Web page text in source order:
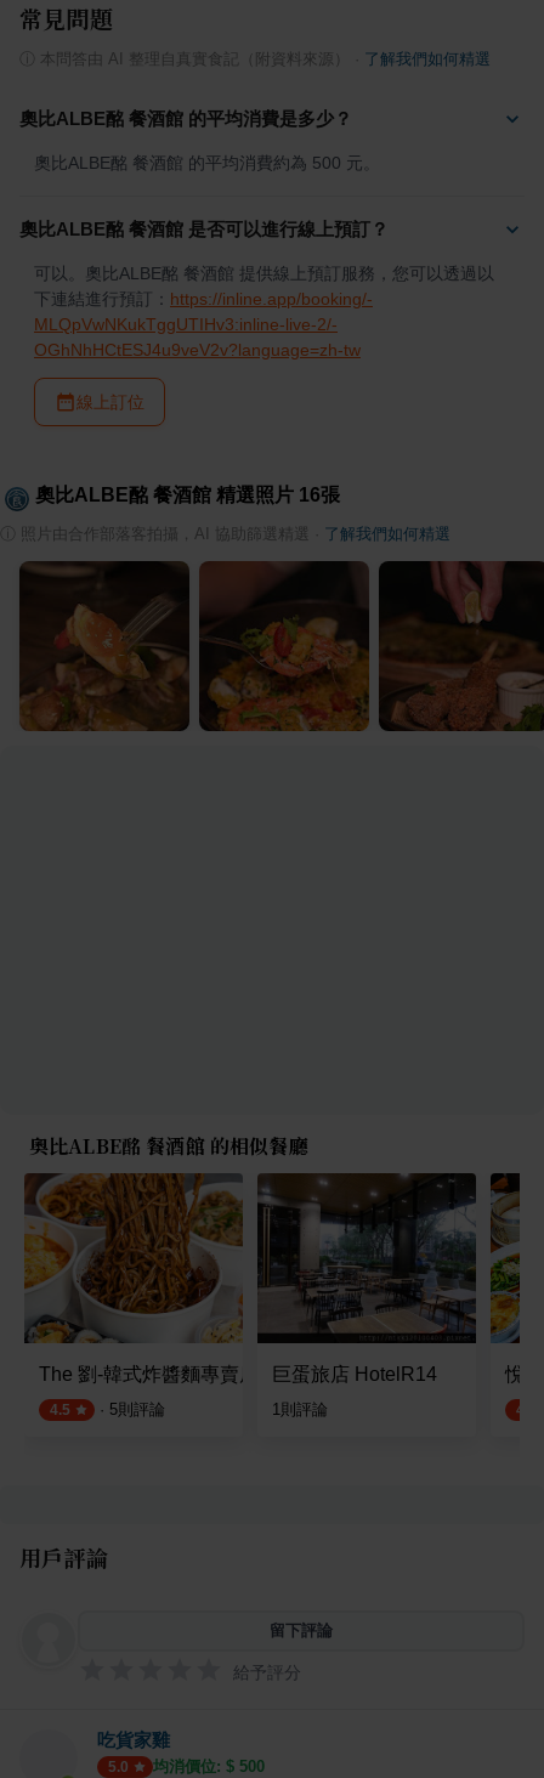
常見問題
本問答由 AI 整理自真實食記（附資料來源） 了解我們如何精選
奧比ALBE酩 餐酒館 的平均消費是多少？
奧比ALBE酩 餐酒館 的平均消費約為 500 元。
奧比ALBE酩 餐酒館 是否可以進行線上預訂？
可以。奧比ALBE酩 餐酒館 提供線上預訂服務，您可以透過以
下連結進行預訂： https://inline.app/booking/-
MLQpVwNKukTggUTIHv3:inline-live-2/-
OGhNhHCtESJ4u9veV2v?language=zh-tw
線上訂位
奧比ALBE酩 餐酒館 精選照片 16張
照片由合作部落客拍攝，AI 協助篩選精選 了解我們如何精選
奧比ALBE酩 餐酒館 的相似餐廳
The 劉-韓式炸醬麵專賣店 高雄店
4.5 · 5則評論
巨蛋旅店 HotelR14
1則評論
悅
4.4
用戶評論
留下評論
給予評分
吃貨家雞
5.0 均消價位: $ 500